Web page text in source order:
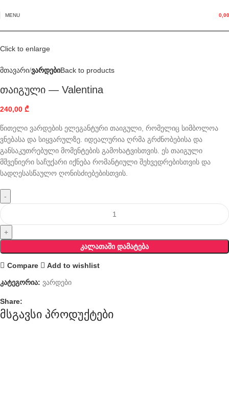
MENU
Click to enlarge
მთავარი ვარდებიBack to products
თაიგული — Valentina
240,00 ₾
წითელი ვარდების ელეგანტური თაიგული, რომელიც სიმბოლოა
ვნებასა და სიყვარულზე. იდეალურია ღრმა გრძნობებისა და
განსაკუთრებული მომენტების გამოხატვისთვის. ეს თაიგული
მშვენიერი საჩუქარი იქნება რომანტიული შეხვედრებისთვის და
სადღესასწაულო ღონისძიებებისთვის.
ᲙᲐᲚᲐᲗᲐᲨᲘ ᲓᲐᲛᲐᲢᲔᲑᲐ
Compare Add to wishlist
კატეგორია: ვარდები
Share:
მსგავსი პროდუქტები